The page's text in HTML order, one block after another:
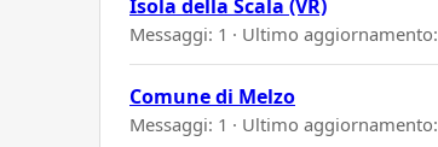
Isola della Scala (VR)
Messaggi: 1 · Ultimo aggiornamento:
Comune di Melzo
Messaggi: 1 · Ultimo aggiornamento: